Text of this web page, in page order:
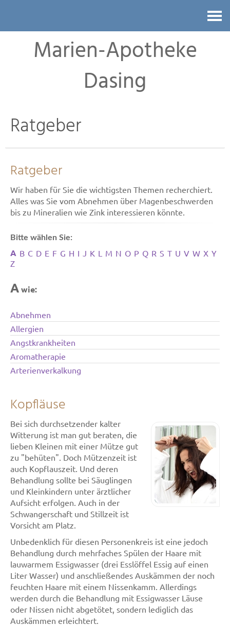
Marien-Apotheke
Dasing
Ratgeber
Ratgeber
Wir haben für Sie die wichtigsten Themen recherchiert.
Alles was Sie vom Abnehmen über Magenbeschwerden
bis zu Mineralien wie Zink interessieren könnte.
Bitte wählen Sie:
A B C D E F G H I J K L M N O P Q R S T U V W X Y
Z
Awie:
Abnehmen
Allergien
Angstkrankheiten
Aromatherapie
Arterienverkalkung
Kopfläuse
Bei sich durchsetzender kalter
Witterung ist man gut beraten, die
lieben Kleinen mit einer Mütze gut
zu "behüten". Doch Mützenzeit ist
auch Kopflauszeit. Und deren
Behandlung sollte bei Säuglingen
und Kleinkindern unter ärztlicher
Aufsicht erfolgen. Auch in der
Schwangerschaft und Stillzeit ist
Vorsicht am Platz.
Unbedenklich für diesen Personenkreis ist eine jedoch
Behandlung durch mehrfaches Spülen der Haare mit
lauwarmem Essigwasser (drei Esslöffel Essig auf einen
Liter Wasser) und anschließendes Auskämmen der noch
feuchten Haare mit einem Nissenkamm. Allerdings
werden durch die Behandlung mit Essigwasser Läuse
oder Nissen nicht abgetötet, sondern lediglich das
Auskämmen erleichtert.